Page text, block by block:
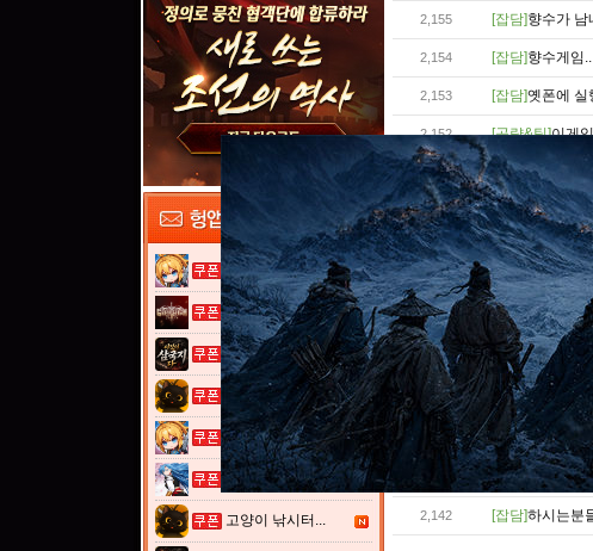
여전사 키우기...
그레이 사가
이것이 삼국지...
고양이 낚시터...
여전사 키우기...
열혈강호: 넥...
고양이 낚시터...
2,155 [잡담]향수가 남
2,154 [잡담]향수게임..
2,153 [잡담]옛폰에 실
2,152 [공략&팁]이게
2,151 [잡담]이 좋은게
2,150 [공략&팁]퍼니
2,149 [잡담]흑룡좀 뽑
2,148 [잡담]사코팝니
2,147 [잡담]안녕하세
2,146 [사전코드] 사
2,145 [잡담] 입겟해봐요
2,144 [잡담]사코팝니
[잡담]다시 해보
2,142 [잡담]하시는분